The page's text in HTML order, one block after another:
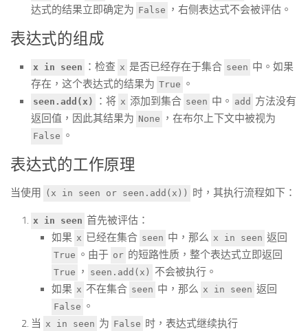
达式的结果立即确定为 False ，右侧表达式不会被评估。
表达式的组成
x in seen ：检查 x 是否已经存在于集合 seen 中。如果
存在，这个表达式的结果为 True 。
seen.add(x) ：将 x 添加到集合 seen 中。 add 方法没有
返回值，因此其结果为 None ，在布尔上下文中被视为
False 。
表达式的工作原理
当使用 (x in seen or seen.add(x)) 时，其执行流程如下：
x in seen 首先被评估：
如果 x 已经在集合 seen 中，那么 x in seen 返回
True 。由于 or 的短路性质，整个表达式立即返回
True ， seen.add(x)
不会被执行。
如果 x 不在集合 seen 中，那么 x in seen 返回
False 。
当 x in seen 为 False 时，表达式继续执行